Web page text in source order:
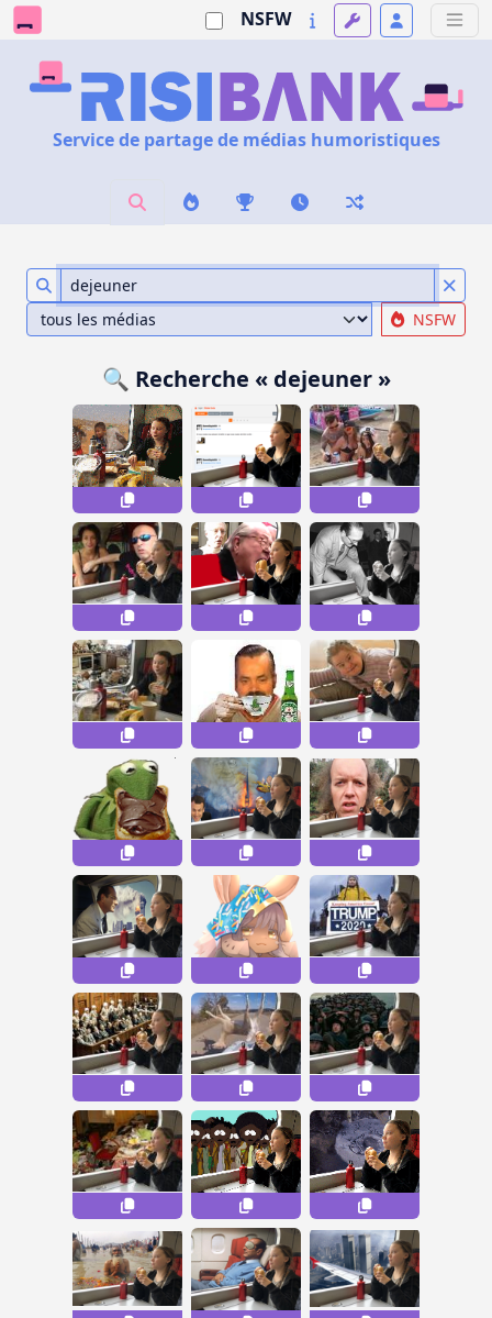
NSFW
Service de partage de médias humoristiques
NSFW
🔍 Recherche « dejeuner »